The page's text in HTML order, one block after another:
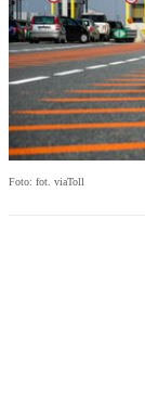
Foto: fot. viaToll